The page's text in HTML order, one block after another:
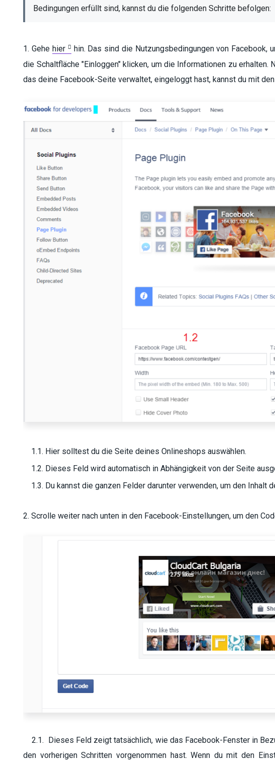
Bedingungen erfüllt sind, kannst du die folgenden Schritte befolgen:
1. Gehe hier
hin. Das sind die Nutzungsbedingungen von Facebook,
die Schaltfläche "Einloggen" klicken, um die Informationen zu erhalten.
das deine Facebook-Seite verwaltet, eingeloggt hast, kannst du mit
1.1. Hier solltest du die Seite deines Onlineshops auswählen.
1.2. Dieses Feld wird automatisch in Abhängigkeit von der Seite
1.3. Du kannst die ganzen Felder darunter verwenden, um den Inhalt
2. Scrolle weiter nach unten in den Facebook-Einstellungen, um den
2.1. Dieses Feld zeigt tatsächlich, wie das Facebook-Fenster in
den vorherigen Schritten vorgenommen hast. Wenn du mit den